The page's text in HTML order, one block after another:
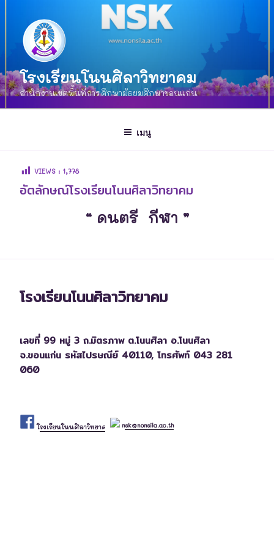
โรงเรียนโนนศิลาวิทยาคม
สำนักงานเขตพื้นที่การศึกษามัธยมศึกษาขอนแก่น
เมนู
VIEWS : 1,778
อัตลักษณ์โรงเรียนโนนศิลาวิทยาคม
“ ดนตรี กีฬา ”
โรงเรียนโนนศิลาวิทยาคม
เลขที่ 99 หมู่ 3 ถ.มิตรภาพ ต.โนนศิลา อ.โนนศิลา
จ.ขอนแก่น รหัสไปรษณีย์ 40110, โทรศัพท์ 043 281
060
โรงเรียนโนนศิลาวิทยาคม nsk@nonsila.ac.th